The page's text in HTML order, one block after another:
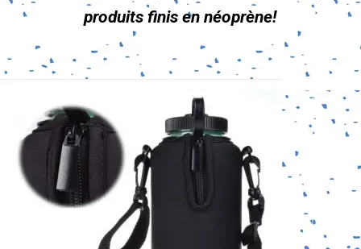
produits finis en néoprène!